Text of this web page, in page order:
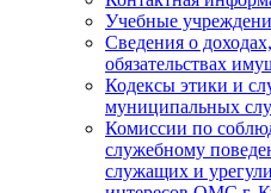
Учебные
Сведения о
обязательствах
Кодексы этики и
муниципальных
Комиссии по
служебному
служащих и